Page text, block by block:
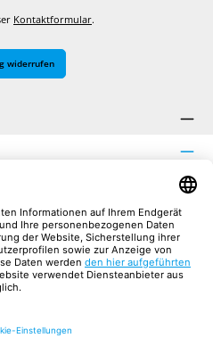
Kontaktformular.
widerrufen